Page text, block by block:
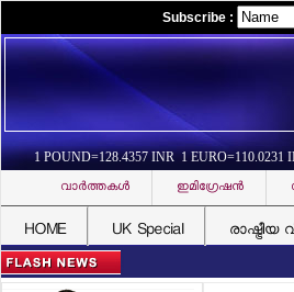
Subscribe :
1 POUND=128.4357 INR 1 EURO=110.0231
വാര്‍ത്തകള്‍ ഇമിഗ്രേഷന്‍
HOME UK Special രാഷ്ട്രീയ